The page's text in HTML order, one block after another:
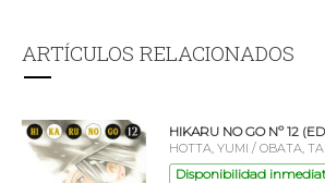
ARTÍCULOS RELACIONADOS
HIKARU NO GO Nº 12
HOTTA, YUMI / OBATA,
Disponibilidad